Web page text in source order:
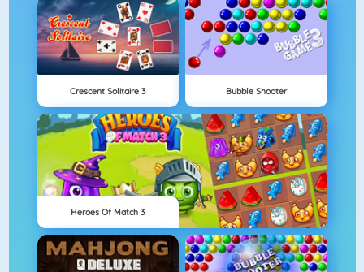
Crescent Solitaire 3 Bubble Shooter
Heroes Of Match 3